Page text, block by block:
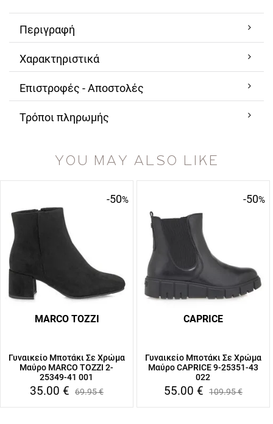
Περιγραφή
Χαρακτηριστικά
Επιστροφές - Αποστολές
Τρόποι πληρωμής
YOU MAY ALSO LIKE
-50%
MARCO TOZZI
Γυναικείο Μποτάκι Σε Χρώμα
Μαύρο MARCO TOZZI 2-
25349-41 001
35.00 € 69.95€
-50%
CAPRICE
Γυναικείο Μποτάκι Σε Χρώμα
Μαύρο CAPRICE 9-25351-43
022
55.00 € 109.95€